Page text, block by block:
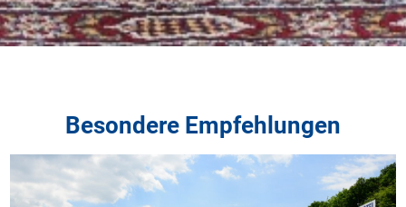
Besondere Empfehlungen